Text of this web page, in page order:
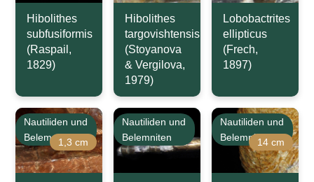
Hibolithes
subfusiformis
(Raspail,
1829)
Hibolithes
targovishtensis
(Stoyanova
& Vergilova,
1979)
Lobobactrites
ellipticus
(Frech,
1897)
Nautiliden und
Belemniten1,3 cm
Nautiliden und
Belemniten
Nautiliden und
Belemniten14 cm